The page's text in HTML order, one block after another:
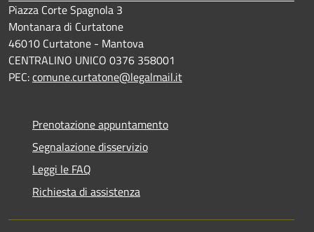
Piazza Corte Spagnola 3
Montanara di Curtatone
46010 Curtatone - Mantova
CENTRALINO UNICO 0376 358001
PEC:comune.curtatone@legalmail.it
Prenotazione appuntamento
Segnalazione disservizio
Leggi le FAQ
Richiesta di assistenza